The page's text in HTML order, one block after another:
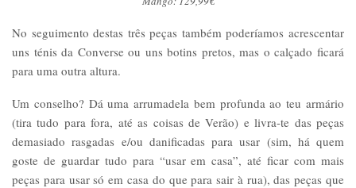
No seguimento destas três peças também poderíamos acrescentar
uns ténis da Converse ou uns botins pretos, mas o calçado ficará
para uma outra altura.
Um conselho? Dá uma arrumadela bem profunda ao teu armário
(tira tudo para fora, até as coisas de Verão) e livra-te das peças
demasiado rasgadas e/ou danificadas para usar (sim, há quem
goste de guardar tudo para “usar em casa”, até ficar com mais
peças para usar só em casa do que para sair à rua), das peças que